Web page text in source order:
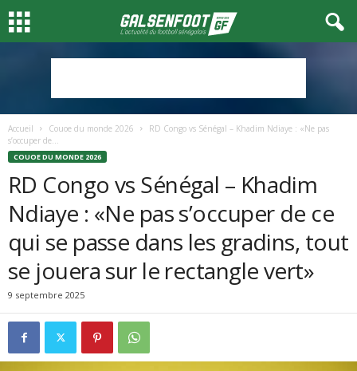
Accueil Couoe du monde 2026
RD Congo vs Sénégal – Khadim Ndiaye : «Ne pas
s’occuper de...
COUOE DU MONDE 2026
RD Congo vs Sénégal – Khadim
Ndiaye : «Ne pas s’occuper de ce
qui se passe dans les gradins, tout
se jouera sur le rectangle vert»
9 septembre 2025